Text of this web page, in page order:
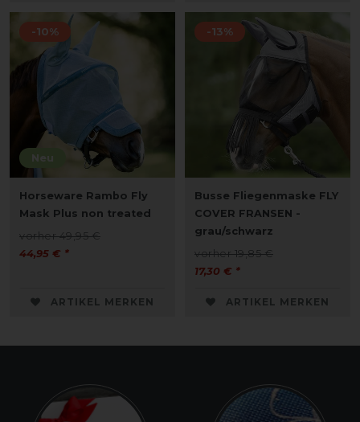
Neu
-10%
Horseware Rambo Fly
Mask Plus non treated
vorher 49,95 €
44,95 € *
ARTIKEL MERKEN
-13%
Busse Fliegenmaske FLY
COVER FRANSEN -
grau/schwarz
vorher 19,85 €
17,30 € *
ARTIKEL MERKEN